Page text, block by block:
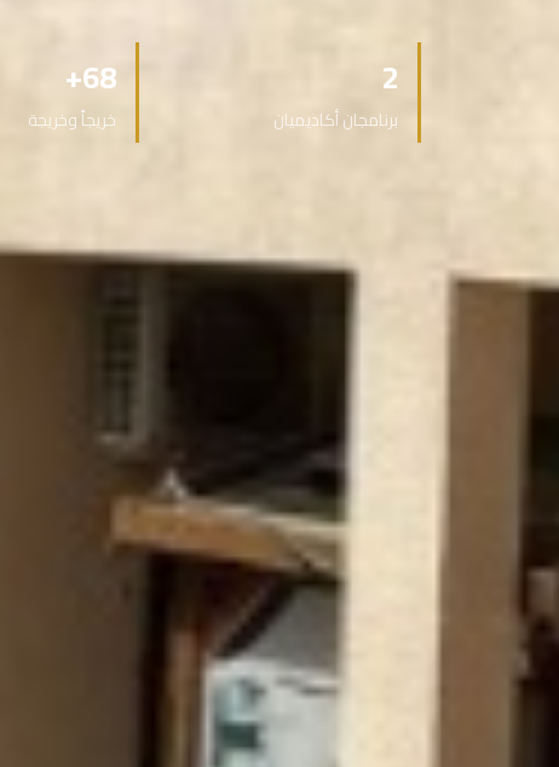
2
برنامجان أكاديميان
68+
خريجاً وخريجة